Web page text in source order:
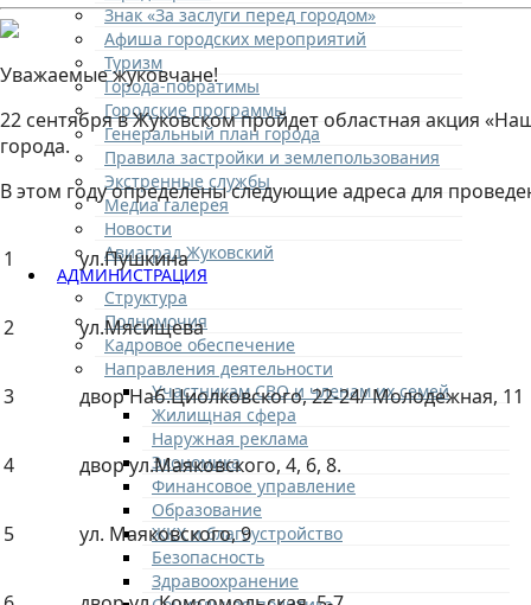
Знак «За заслуги перед городом»
Афиша городских мероприятий
Туризм
Города-побратимы
Городские программы
Генеральный план города
Правила застройки и землепользования
Экстренные службы
Медиа галерея
Новости
Авиаград Жуковский
АДМИНИСТРАЦИЯ
Структура
Полномочия
Кадровое обеспечение
Направления деятельности
Участникам СВО и членам их семей
Жилищная сфера
Наружная реклама
Экономика
Финансовое управление
Образование
ЖКХ и благоустройство
Безопасность
Здравоохранение
Уважаемые жуковчане!
22 сентября в Жуковском пройдет областная акция
города.
В этом году определены следующие адреса для
1 ул.Пушкина
2 ул.Мясищева
3 двор Наб.Циолковского, 22-24/ Молодежная, 11
4 двор ул.Маяковского, 4, 6, 8.
5 ул. Маяковского, 9